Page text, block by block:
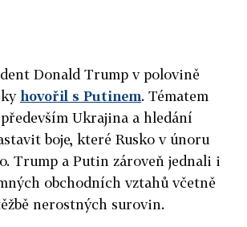
Donald Trump v polovině
hovořil s Putinem. Tématem
Ukrajina a hledání
boje, které Rusko v únoru
Trump a Putin zároveň jednali i
obchodních vztahů včetně
nerostných surovin.